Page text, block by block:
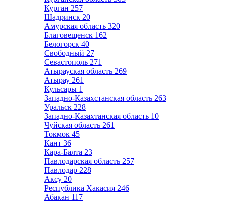
Курган 257
Шадринск 20
Амурская область 320
Благовещенск 162
Белогорск 40
Свободный 27
Севастополь 271
Атырауская область 269
Атырау 261
Кульсары 1
Западно-Казахстанская область 263
Уральск 228
Западно-Казахтанская область 10
Чуйская область 261
Токмок 45
Кант 36
Кара-Балта 23
Павлодарская область 257
Павлодар 228
Аксу 20
Республика Хакасия 246
Абакан 117